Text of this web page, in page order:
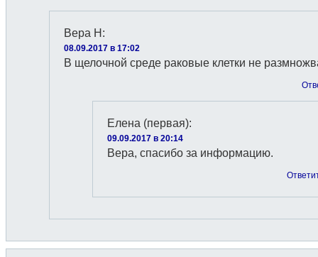
Вера Н :
08.09.2017 в 17:02
В щелочной среде раковые клетки не
Елена (первая):
09.09.2017 в 20:14
Вера, спасибо за информацию.